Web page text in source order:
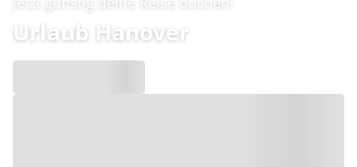
Urlaub Hanover